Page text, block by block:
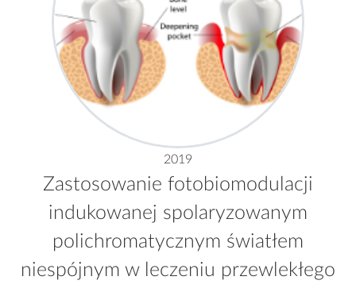
2019
Zastosowanie fotobiomodulacji
indukowanej spolaryzowanym
polichromatycznym światłem
niespójnym w leczeniu przewlekłego